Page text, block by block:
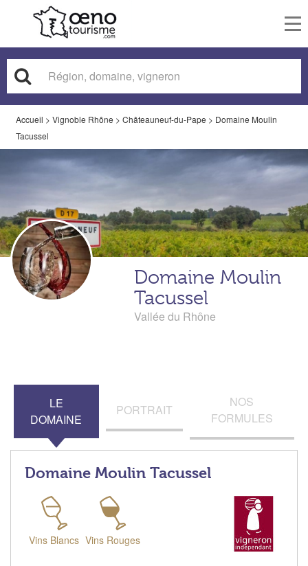
Accueil > Vignoble Rhône > Châteauneuf-du-Pape > Domaine Moulin
Tacussel
Domaine Moulin
Tacussel
Vallée du Rhône
LE
DOMAINE
PORTRAIT
NOS
FORMULES
Domaine Moulin Tacussel
Vins Blancs Vins Rouges